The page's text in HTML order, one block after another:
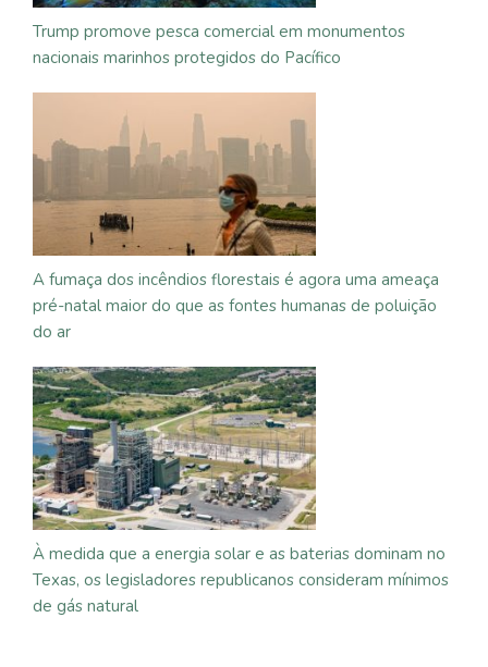
Trump promove pesca comercial em monumentos
nacionais marinhos protegidos do Pacífico
A fumaça dos incêndios florestais é agora uma ameaça
pré-natal maior do que as fontes humanas de poluição
do ar
À medida que a energia solar e as baterias dominam no
Texas, os legisladores republicanos consideram mínimos
de gás natural